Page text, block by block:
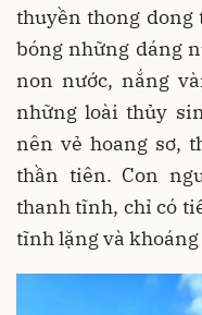
thuyền thong dong
bóng những dáng
non nước, nắng
những loài thủy
nên vẻ hoang sơ,
thần tiên. Con
thanh tĩnh, chỉ có
tĩnh lặng và khoáng